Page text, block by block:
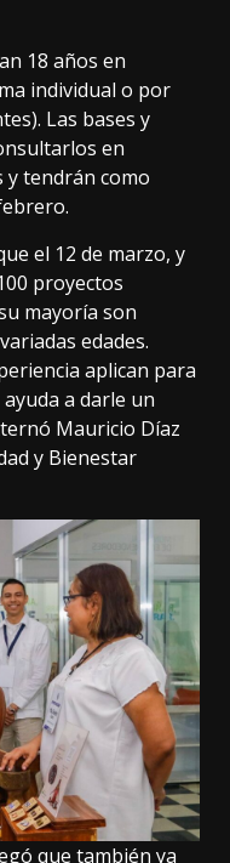
18 años en
individual o por
Las bases y
en
y tendrán como
el 12 de marzo, y
proyectos
mayoría son
edades.
aplican para
a darle un
Mauricio Díaz
y Bienestar
que también ya